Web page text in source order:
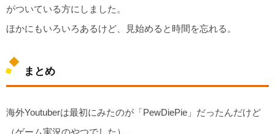
がついている方にしました。
ほかにもいろいろあるけど、見始めると時間を忘れる。
まとめ
海外Youtuberは最初にみたのが「PewDiePie」だったんだけど
（ゲーム実況のやつでした）、